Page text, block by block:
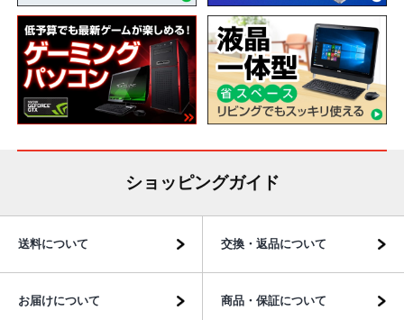
ショッピングガイド
送料について 交換・返品について
お届けについて 商品・保証について